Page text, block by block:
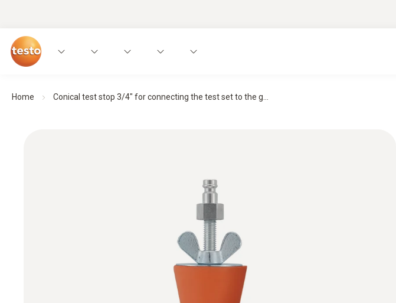
Home Conical test stop 3/4" for connecting the test set to the g...